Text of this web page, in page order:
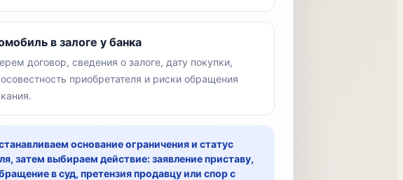
в залоге у банка
договор, сведения о залоге, дату покупки,
приобретателя и риски обращения
основание ограничения и статус
затем выбираем действие: заявление приставу,
в суд, претензия продавцу или спор с